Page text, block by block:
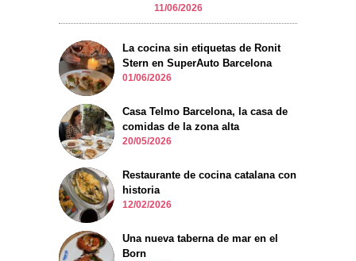
11/06/2026
La cocina sin etiquetas de Ronit
Stern en SuperAuto Barcelona
01/06/2026
Casa Telmo Barcelona, la casa de
comidas de la zona alta
20/05/2026
Restaurante de cocina catalana con
historia
12/02/2026
Una nueva taberna de mar en el
Born